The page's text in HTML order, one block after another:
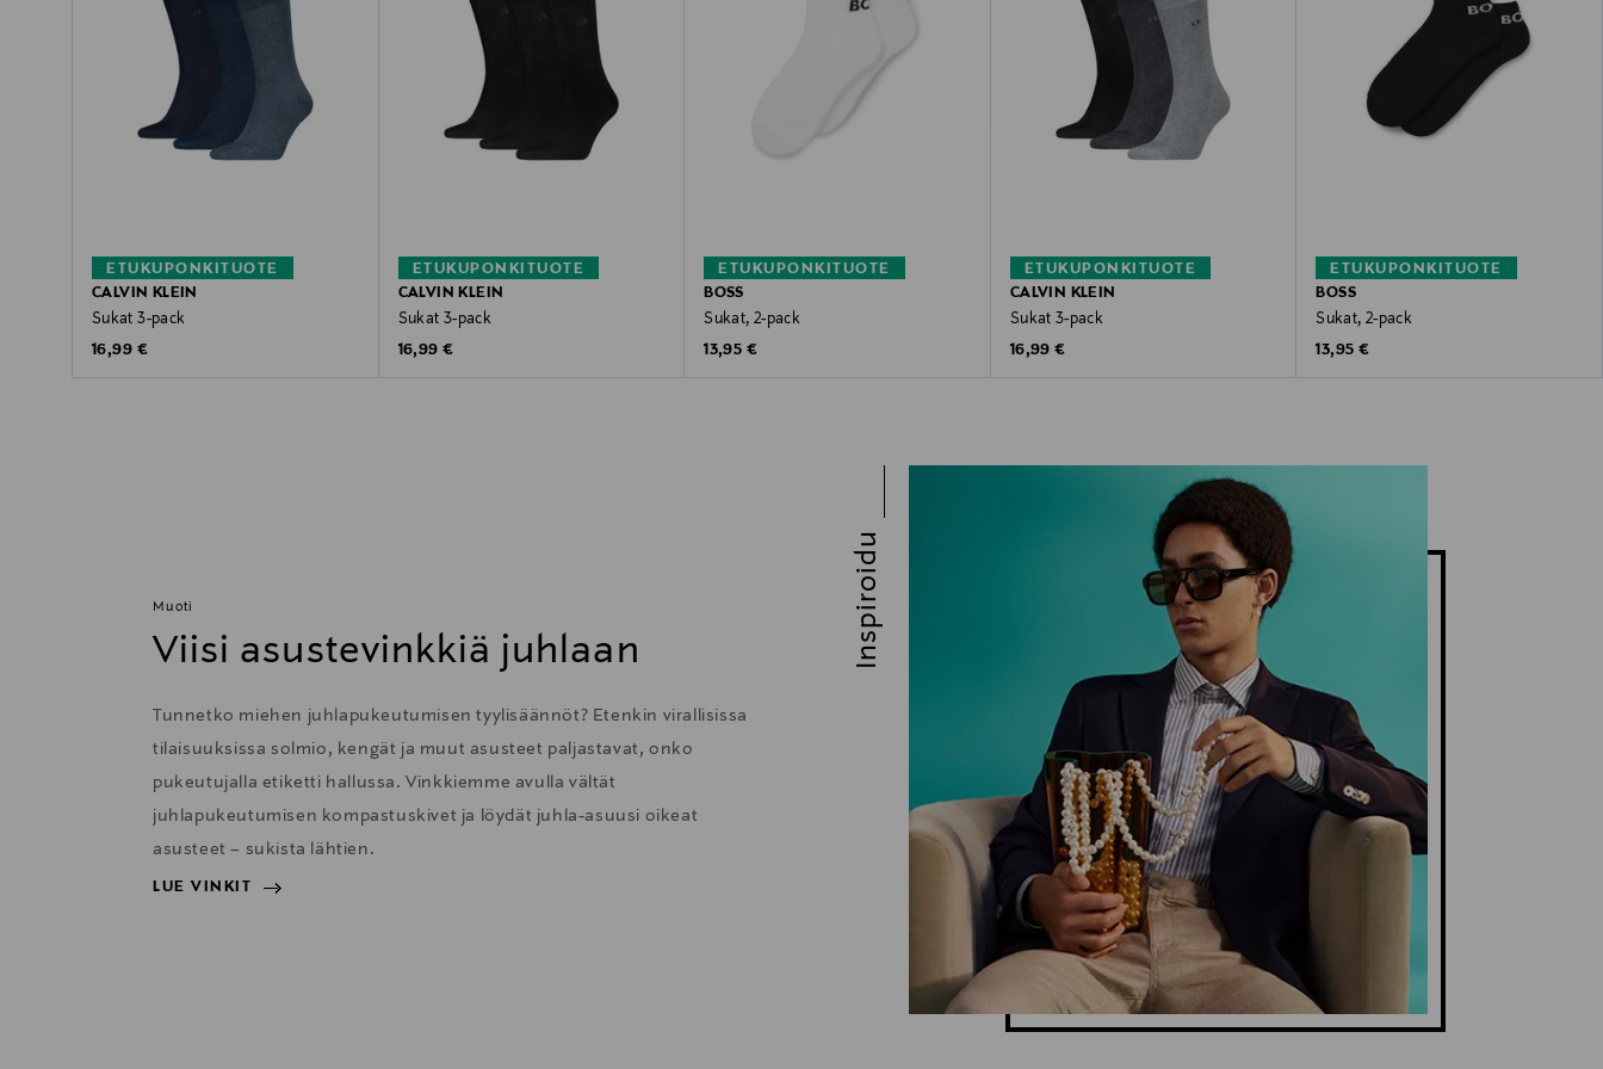
ETUKUPONKITUOTE
CALVIN KLEIN
Sukat 3-pack
Original Price
16,99 €
ETUKUPONKITUOTE
CALVIN KLEIN
Sukat 3-pack
Original Price
16,99 €
ETUKUPONKITUOTE
BOSS
Sukat, 2-pack
Original Price
13,95 €
ETUKUPONKITUOTE
CALVIN KLEIN
Sukat 3-pack
Original Price
16,99 €
ETUKUPONKITUOTE
BOSS
Sukat, 2-pack
Original Price
13,95 €
Muoti
Viisi asustevinkkiä juhlaan
Tunnetko miehen juhlapukeutumisen tyylisäännöt? Etenkin virallisissa
tilaisuuksissa solmio, kengät ja muut asusteet paljastavat, onko
pukeutujalla etiketti hallussa. Vinkkiemme avulla vältät
juhlapukeutumisen kompastuskivet ja löydät juhla-asuusi oikeat
asusteet – sukista lähtien.
LUE VINKIT
Inspiroidu